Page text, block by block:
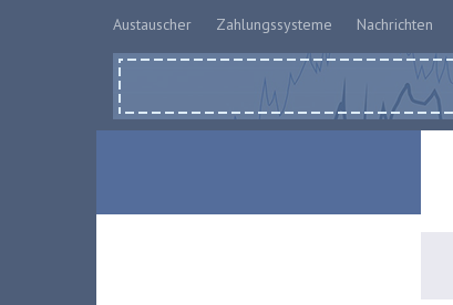
Austauscher Zahlungssysteme Nachrichten